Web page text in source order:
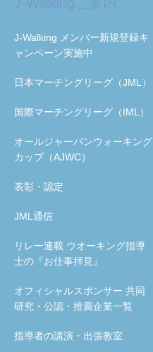
J-Walking メンバー新規登録キ
ャンペーン実施中
日本マーチングリーグ（JML）
国際マーチングリーグ（IML）
オールジャーパンウォーキング
カップ（AJWC）
表彰・認定
JML通信
リレー連載 ウオーキング指導
士の『お仕事拝見』
オフィシャルスポンサー 共同
研究・公認・推薦企業一覧
指導者の講演・出張教室